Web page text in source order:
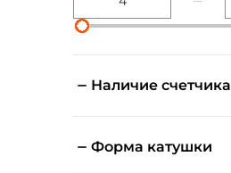
Наличие счетчика
Форма катушки